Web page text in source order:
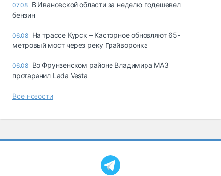
07.08 В Ивановской области за неделю подешевел
бензин
06.08 На трассе Курск – Касторное обновляют 65-
метровый мост через реку Грайворонка
06.08 Во Фрунзенском районе Владимира МАЗ
протаранил Lada Vesta
Все новости